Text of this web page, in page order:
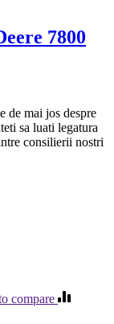
7800
de mai jos despre
sa luati legatura
consilierii nostri
compare